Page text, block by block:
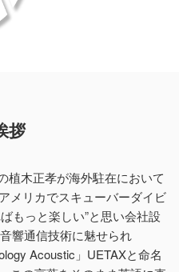
拶
植木正孝が海外駐在において
メリカでスキューバーダイビ
もっと楽しい”と思い会社設
響通信技術に魅せられ
Acoustic」UETAXと命名